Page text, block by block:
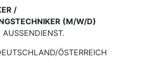
/
(M/W/D)
ÖSTERREICH